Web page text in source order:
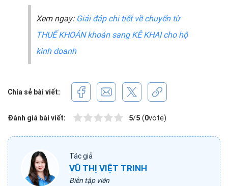
Xem ngay: Giải đáp chi tiết về chuyển từ
THUẾ KHOÁN khoán sang KÊ KHAI cho hộ
kinh doanh
Chia sẻ bài viết:
Đánh giá bài viết: 5/5 (0vote)
Tác giả
VŨ THỊ VIỆT TRINH
Biên tập viên